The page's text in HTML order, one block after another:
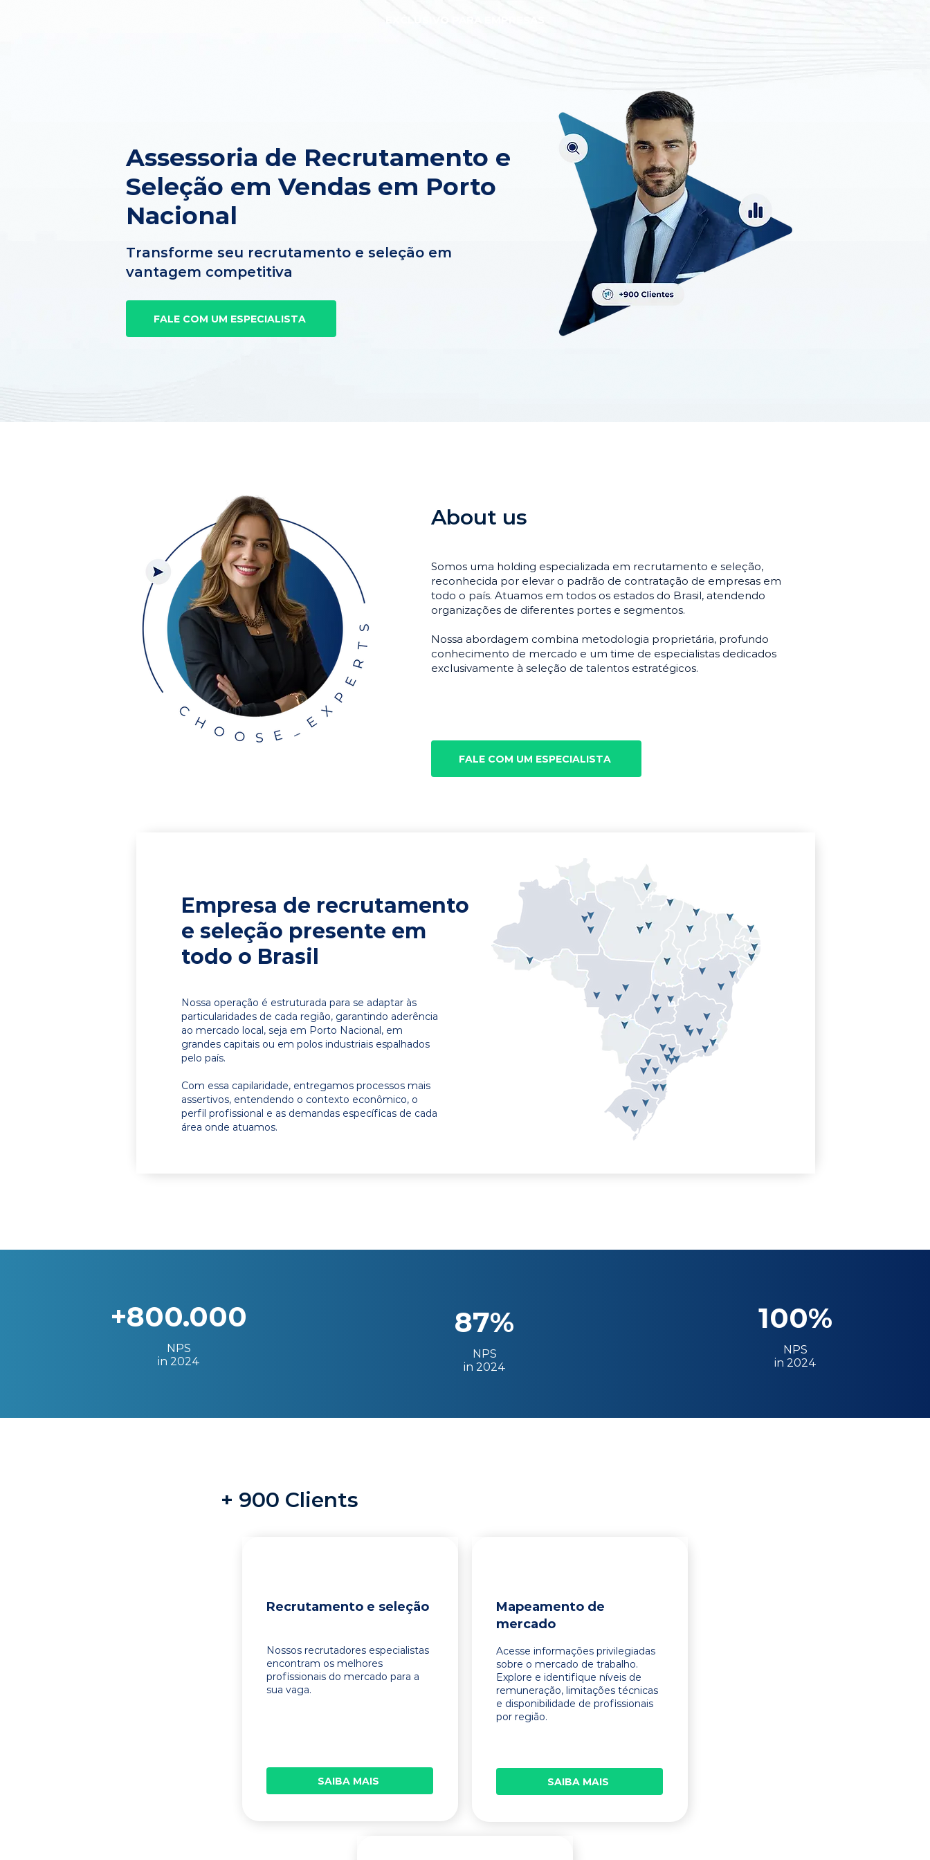
Assessoria de Recrutamento e
Seleção em Vendas em Porto
Nacional
Transforme seu recrutamento e seleção em
vantagem competitiva
FALE COM UM ESPECIALISTA
About us
Somos uma holding especializada em recrutamento e seleção,
reconhecida por elevar o padrão de contratação de empresas em
todo o país. Atuamos em todos os estados do Brasil, atendendo
organizações de diferentes portes e segmentos.
Nossa abordagem combina metodologia proprietária, profundo
conhecimento de mercado e um time de especialistas dedicados
exclusivamente à seleção de talentos estratégicos.
FALE COM UM ESPECIALISTA
Empresa de recrutamento
e seleção presente em
todo o Brasil
Nossa operação é estruturada para se adaptar às
particularidades de cada região, garantindo aderência
ao mercado local, seja em Porto Nacional, em
grandes capitais ou em polos industriais espalhados
pelo país.
Com essa capilaridade, entregamos processos mais
assertivos, entendendo o contexto econômico, o
perfil profissional e as demandas específicas de cada
área onde atuamos.
+800.000
NPS
in 2024
87%
NPS
in 2024
100%
NPS
in 2024
+ 900 Clients
Recrutamento e seleção
Nossos recrutadores especialistas
encontram os melhores
profissionais do mercado para a
sua vaga.
SAIBA MAIS
Mapeamento de
mercado
Acesse informações privilegiadas
sobre o mercado de trabalho.
Explore e identifique níveis de
remuneração, limitações técnicas
e disponibilidade de profissionais
por região.
SAIBA MAIS